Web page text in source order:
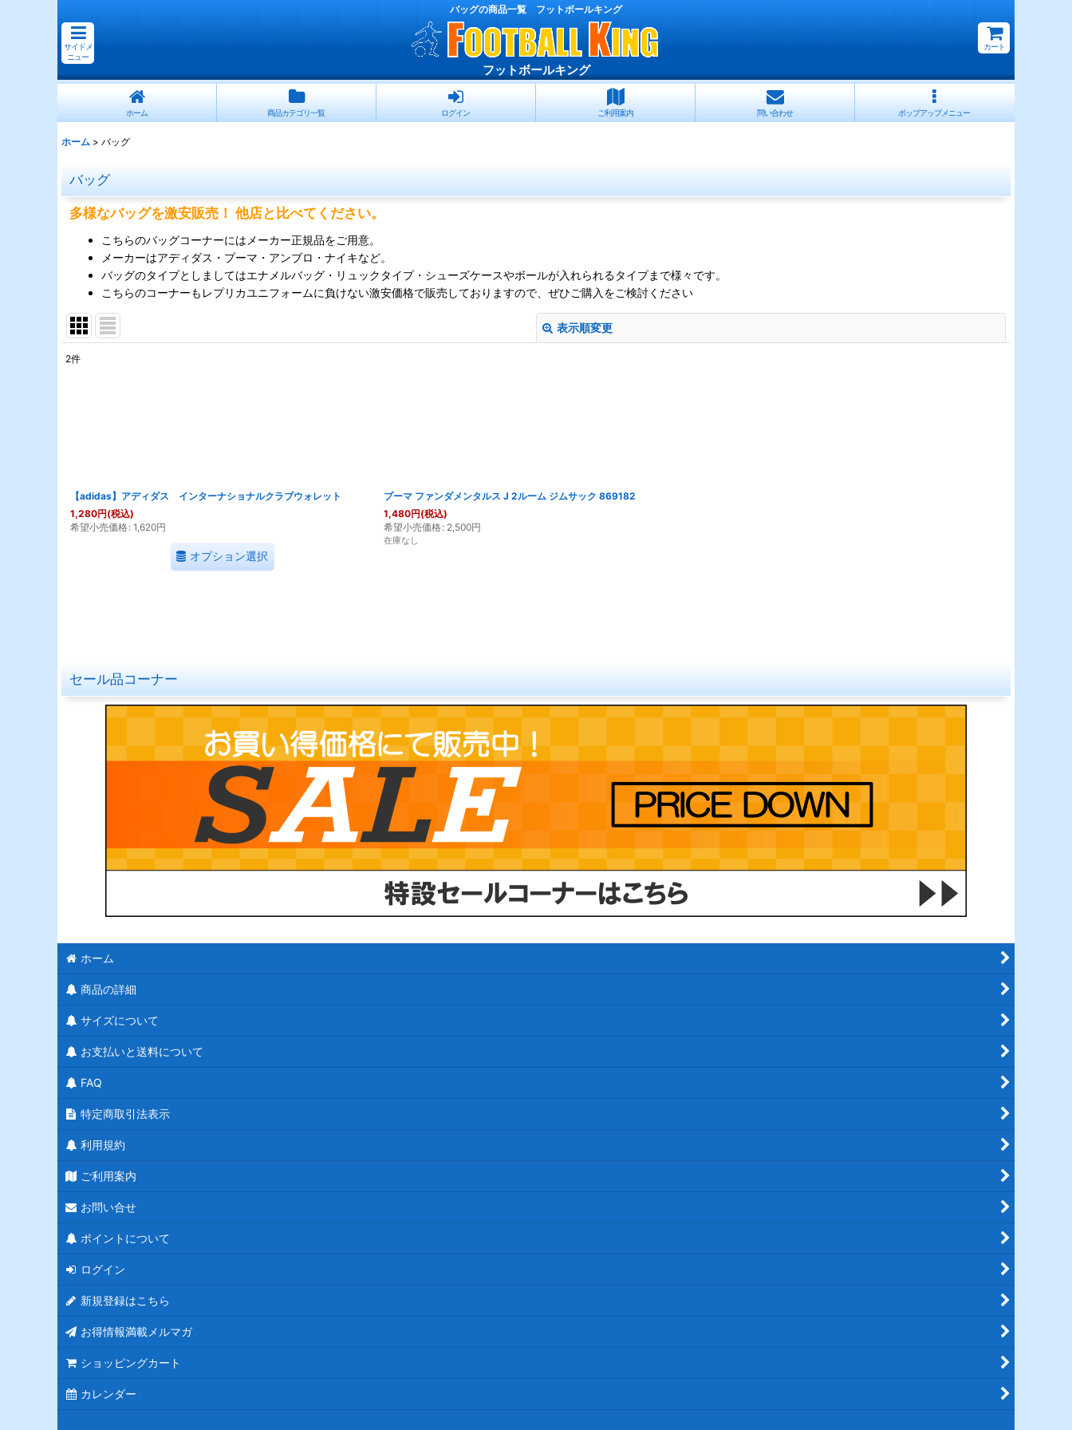
バッグの商品一覧 フットボールキング
サイドメ
ニュー
フットボールキング
カート
ホーム 商品カテゴリ一覧 ログイン ご利用案内 問い合わせ ポップアップメニュー
ホーム > バッグ
バッグ
多様なバッグを激安販売！ 他店と比べてください。
こちらのバッグコーナーにはメーカー正規品をご用意。
メーカーはアディダス・プーマ・アンブロ・ナイキなど。
バッグのタイプとしましてはエナメルバッグ・リュックタイプ・シューズケースやボールが入れられるタイプまで様々です。
こちらのコーナーもレプリカユニフォームに負けない激安価格で販売しておりますので、ぜひご購入をご検討ください
表示順変更
2件
【adidas】アディダス インターナショナルクラブウォレット
1,280円(税込)
希望小売価格: 1,620円
オプション選択
プーマ ファンダメンタルス J 2ルーム ジムサック 869182
1,480円(税込)
希望小売価格: 2,500円
在庫なし
セール品コーナー
ホーム
商品の詳細
サイズについて
お支払いと送料について
FAQ
特定商取引法表示
利用規約
ご利用案内
お問い合せ
ポイントについて
ログイン
新規登録はこちら
お得情報満載メルマガ
ショッピングカート
カレンダー